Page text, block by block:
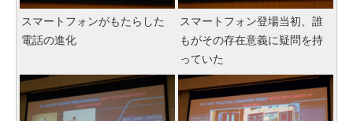
スマートフォンがもたらした
電話の進化
スマートフォン登場当初、誰
もがその存在意義に疑問を持
っていた